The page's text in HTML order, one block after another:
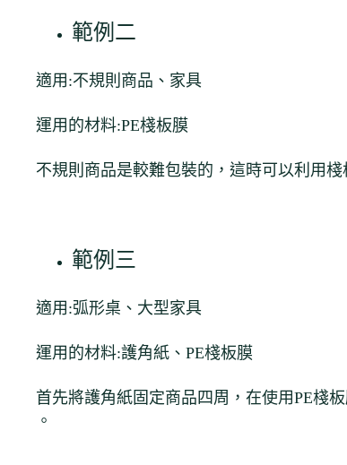
範例二
適用:不規則商品、家具
運用的材料:PE棧板膜
不規則商品是較難包裝的，這時可以利用
範例三
適用:弧形桌、大型家具
運用的材料:護角紙、PE棧板膜
首先將護角紙固定商品四周，在使用PE棧
。